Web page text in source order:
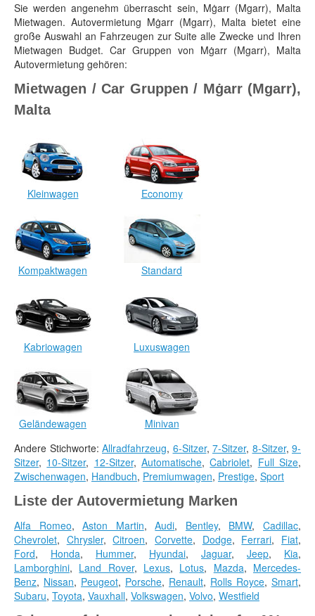
Sie werden angenehm überrascht sein, Mġarr (Mgarr), Malta
Mietwagen. Autovermietung Mġarr (Mgarr), Malta bietet eine
große Auswahl an Fahrzeugen zur Suite alle Zwecke und Ihren
Mietwagen Budget. Car Gruppen von Mġarr (Mgarr), Malta
Autovermietung gehören:
Mietwagen / Car Gruppen / Mġarr (Mgarr),
Malta
Kleinwagen Economy
Kompaktwagen Standard
Kabriowagen Luxuswagen
Geländewagen
Minivan
Andere Stichworte: Allradfahrzeug, 6-Sitzer, 7-Sitzer, 8-Sitzer, 9-
Sitzer, 10-Sitzer, 12-Sitzer,Automatische,Cabriolet, Full Size,
Zwischenwagen, Handbuch, Premiumwagen, Prestige, Sport
Liste der Autovermietung Marken
Alfa Romeo,Aston Martin,Audi, Bentley, BMW,Cadillac,
Chevrolet, Chrysler,Citroen,Corvette, Dodge, Ferrari, Fiat,
Ford, Honda, Hummer, Hyundai, Jaguar, Jeep, Kia,
Lamborghini, Land Rover, Lexus, Lotus, Mazda, Mercedes-
Benz, Nissan, Peugeot, Porsche, Renault, Rolls Royce, Smart,
Subaru, Toyota, Vauxhall, Volkswagen, Volvo, Westfield